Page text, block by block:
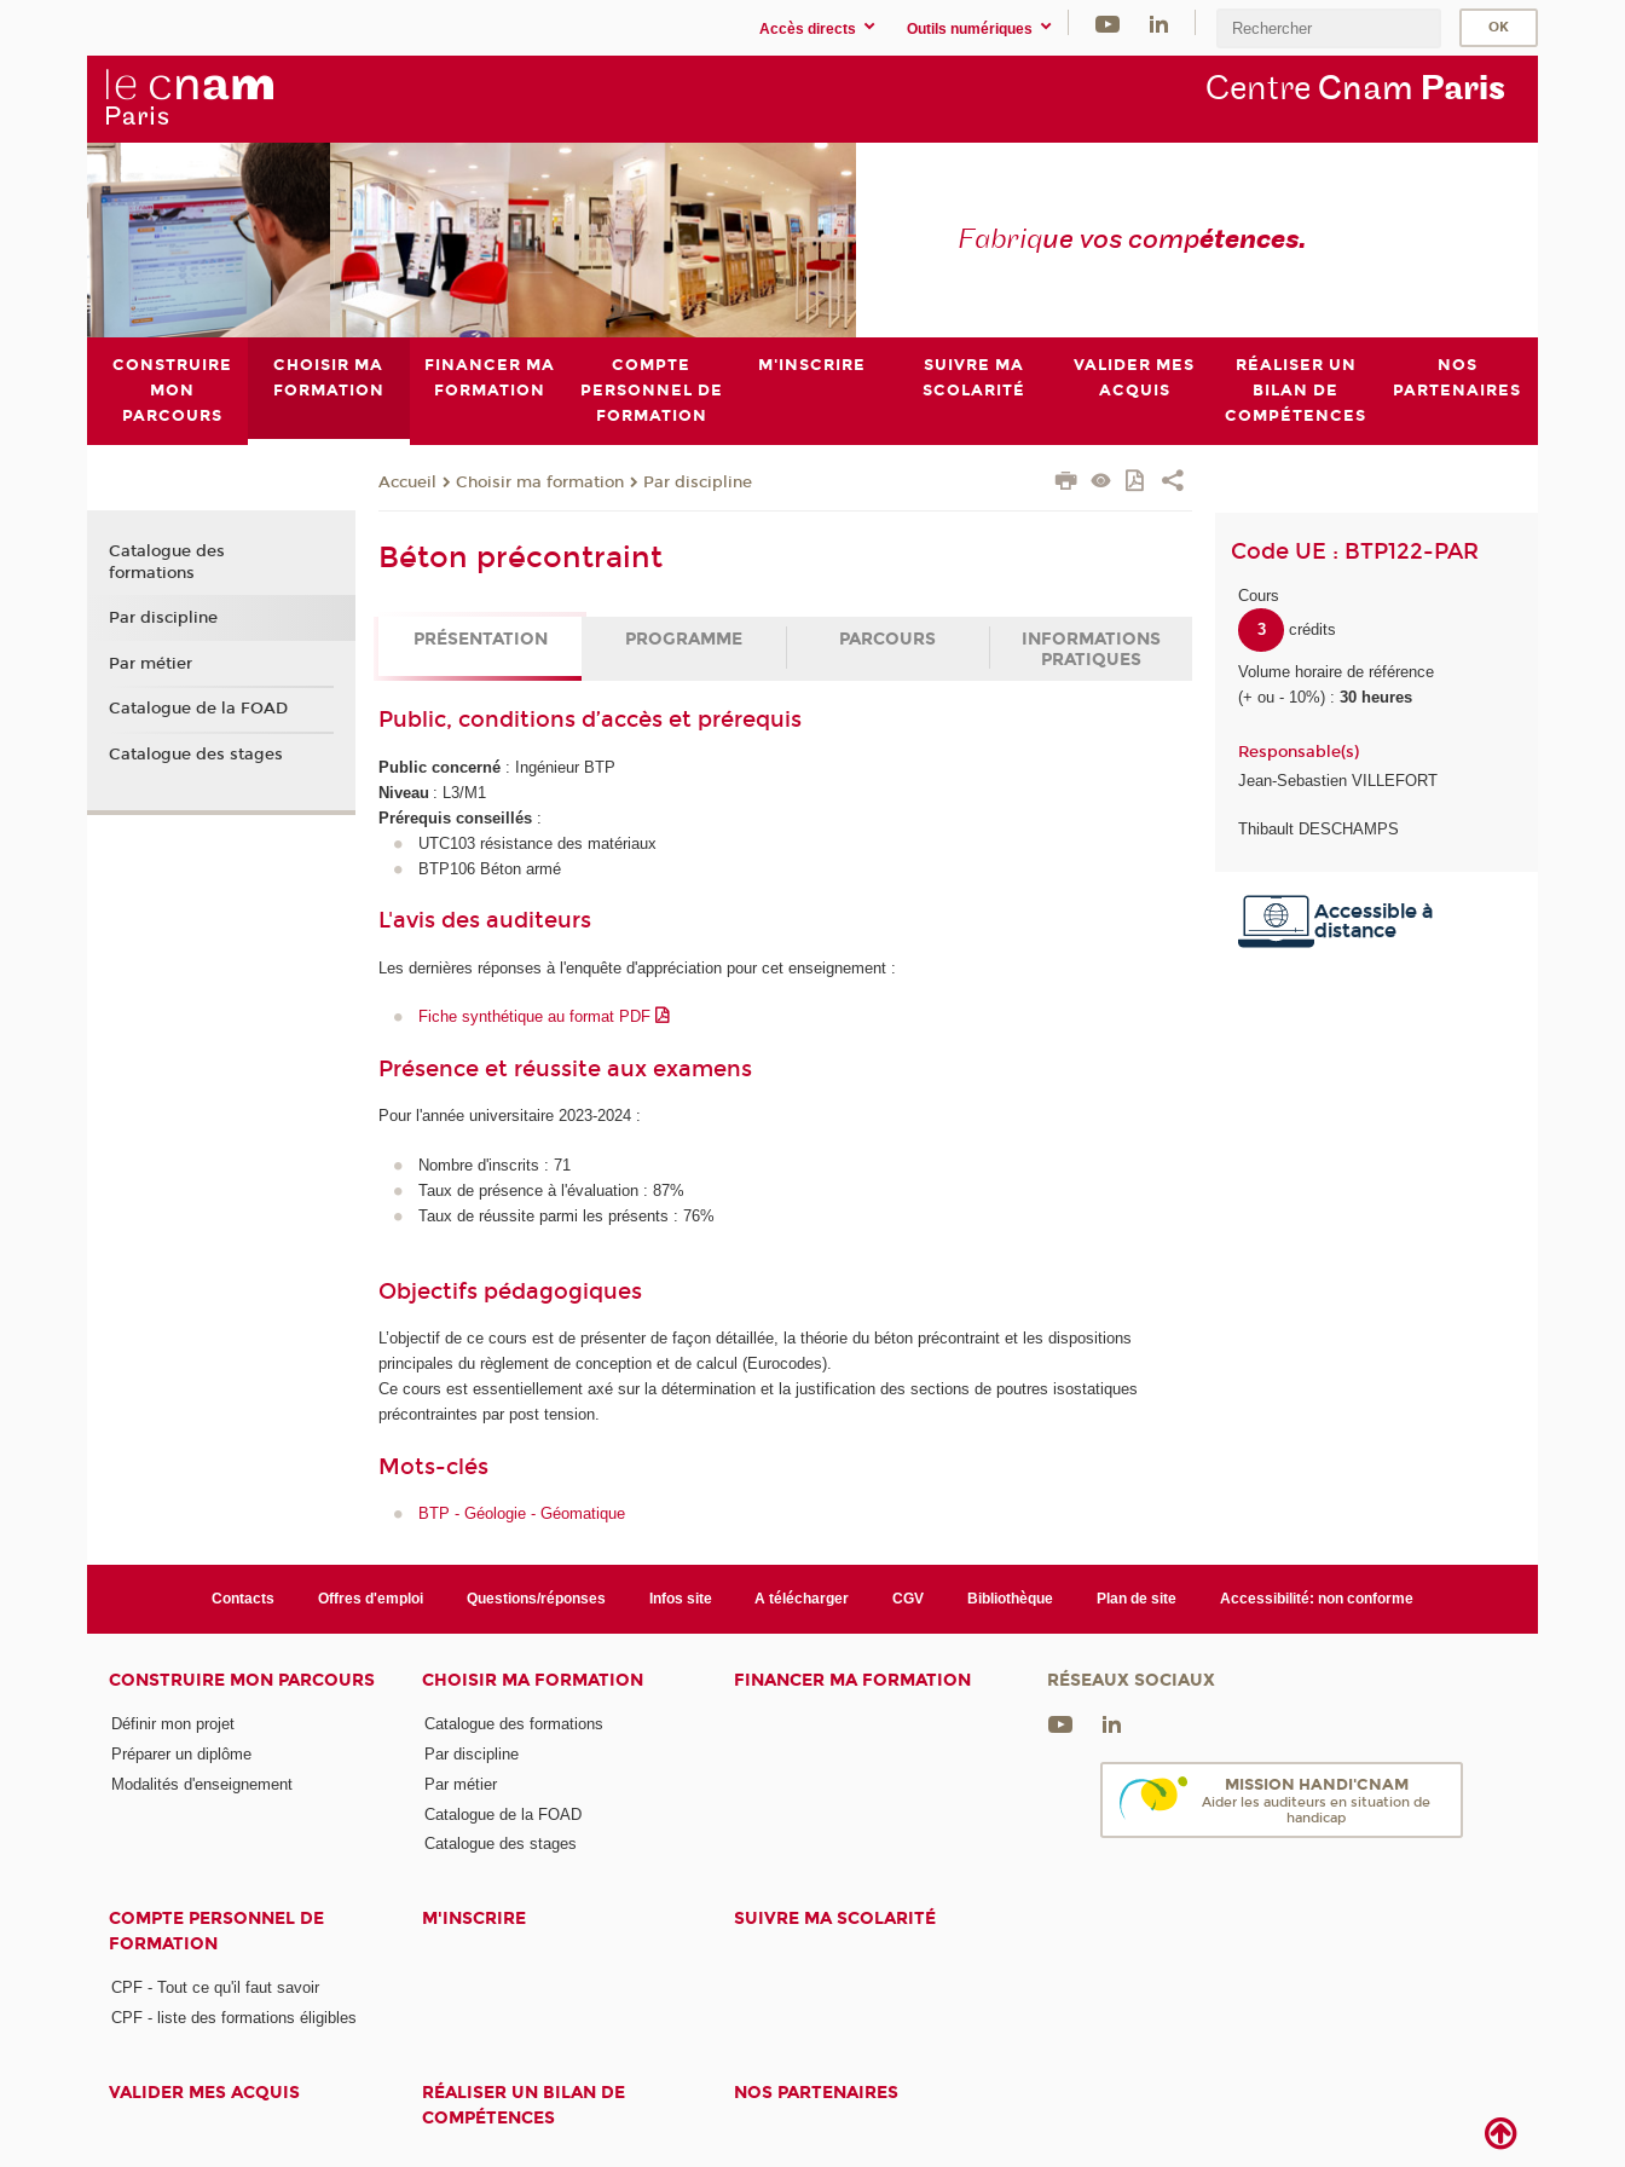
Accès directs Outils numériques
Centre Cnam Paris
Fabrique vos compétences.
CONSTRUIRE
MON
PARCOURS
CHOISIR MA
FORMATION
FINANCER MA
FORMATION
COMPTE
PERSONNEL DE
FORMATION
M'INSCRIRE
SUIVRE MA
SCOLARITÉ
VALIDER MES
ACQUIS
RÉALISER UN
BILAN DE
COMPÉTENCES
NOS
PARTENAIRES
Accueil Choisir ma formation Par discipline
Béton précontraint
PRÉSENTATION PROGRAMME PARCOURS
INFORMATIONS
PRATIQUES
Public, conditions d’accès et prérequis
Public concerné : Ingénieur BTP
Niveau : L3/M1
Prérequis conseillés :
UTC103 résistance des matériaux
BTP106 Béton armé
L'avis des auditeurs
Les dernières réponses à l'enquête d'appréciation pour cet enseignement :
Fiche synthétique au format PDF
Présence et réussite aux examens
Pour l'année universitaire 2023-2024 :
Nombre d'inscrits : 71
Taux de présence à l'évaluation : 87%
Taux de réussite parmi les présents : 76%
Objectifs pédagogiques
L’objectif de ce cours est de présenter de façon détaillée, la théorie du béton précontraint et les dispositions
principales du règlement de conception et de calcul (Eurocodes).
Ce cours est essentiellement axé sur la détermination et la justification des sections de poutres isostatiques
précontraintes par post tension.
Mots-clés
BTP - Géologie - Géomatique
Code UE : BTP122-PAR
Cours
3
crédits
Volume horaire de référence
(+ ou - 10%) :30 heures
Responsable(s)
Jean-Sebastien VILLEFORT
Thibault DESCHAMPS
Accessible à
distance
Catalogue des
formations
Par discipline
Par métier
Catalogue de la FOAD
Catalogue des stages
Contacts Offres d'emploi Questions/réponses Infos site A télécharger CGV Bibliothèque Plan de site Accessibilité: non conforme
CONSTRUIRE MON PARCOURS
Définir mon projet
Préparer un diplôme
Modalités d'enseignement
CHOISIR MA FORMATION
Catalogue des formations
Par discipline
Par métier
Catalogue de la FOAD
Catalogue des stages
FINANCER MA FORMATION
COMPTE PERSONNEL DE
FORMATION
CPF - Tout ce qu'il faut savoir
CPF - liste des formations éligibles
M'INSCRIRE SUIVRE MA SCOLARITÉ
VALIDER MES ACQUIS
RÉALISER UN BILAN DE
COMPÉTENCES
NOS PARTENAIRES
RÉSEAUX SOCIAUX
MISSION HANDI'CNAM
Aider les auditeurs en situation de
handicap